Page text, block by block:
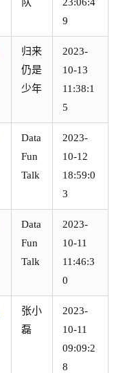
9
归来
仍是
少年
2023-
10-13
11:38:1
5
Data
Fun
Talk
2023-
10-12
18:59:0
3
Data
Fun
Talk
2023-
10-11
11:46:3
0
张小
磊
2023-
10-11
09:09:2
8